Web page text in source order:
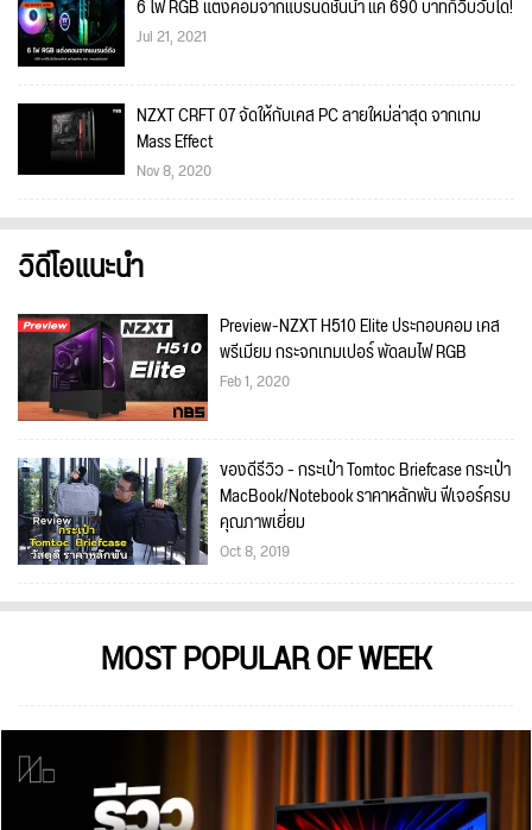
6 ไฟ RGB แต่งคอมจากแบรนด์ชั้นนำ แค่ 690 บาทก็วิบวับได้!
Jul 21, 2021
NZXT CRFT 07 จัดให้กับเคส PC ลายใหม่ล่าสุด จากเกม
Mass Effect
Nov 8, 2020
วิดีโอแนะนำ
Preview-NZXT H510 Elite ประกอบคอม เคส
พรีเมียม กระจกเทมเปอร์ พัดลมไฟ RGB
Feb 1, 2020
ของดีรีวิว - กระเป๋า Tomtoc Briefcase กระเป๋า
MacBook/Notebook ราคาหลักพัน ฟีเจอร์ครบ
คุณภาพเยี่ยม
Oct 8, 2019
MOST POPULAR OF WEEK